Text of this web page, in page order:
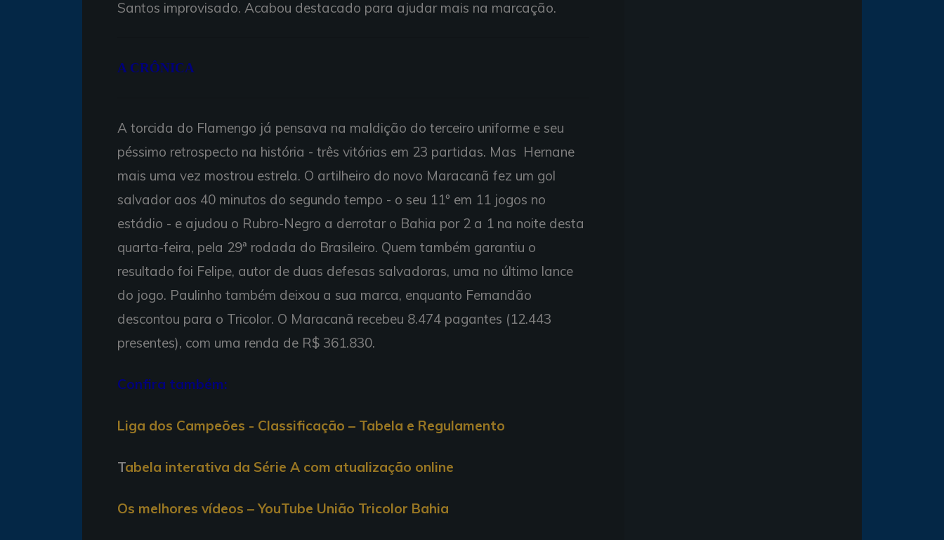
Santos improvisado. Acabou destacado para ajudar mais na marcação.
A CRÔNICA
A torcida do Flamengo já pensava na maldição do terceiro uniforme e seu
péssimo retrospecto na história - três vitórias em 23 partidas. Mas Hernane
mais uma vez mostrou estrela. O artilheiro do novo Maracanã fez um gol
salvador aos 40 minutos do segundo tempo - o seu 11º em 11 jogos no
estádio - e ajudou o Rubro-Negro a derrotar o Bahia por 2 a 1 na noite desta
quarta-feira, pela 29ª rodada do Brasileiro. Quem também garantiu o
resultado foi Felipe, autor de duas defesas salvadoras, uma no último lance
do jogo. Paulinho também deixou a sua marca, enquanto Fernandão
descontou para o Tricolor. O Maracanã recebeu 8.474 pagantes (12.443
presentes), com uma renda de R$ 361.830.
Confira também:
Liga dos Campeões - Classificação – Tabela e Regulamento
Tabela interativa da Série A com atualização online
Os melhores vídeos – YouTube União Tricolor Bahia